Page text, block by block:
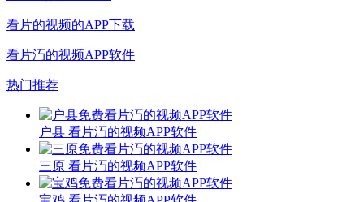
看片的视频的APP下载
看片汅的视频APP软件
热门推荐
户县 看片汅的视频APP软件
三原 看片汅的视频APP软件